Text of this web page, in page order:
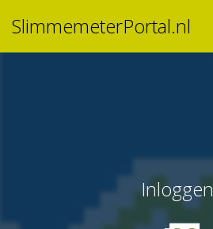
SlimmemeterPortal.nl
Inloggen